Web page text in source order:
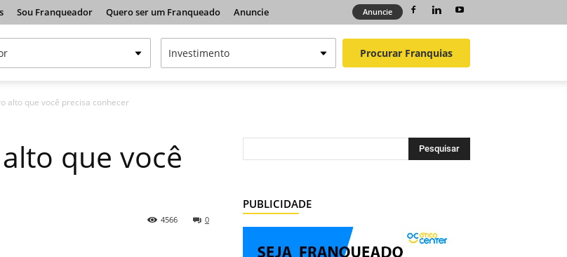
Sou Franqueador Quero ser um Franqueado Anuncie Anuncie
Procurar Franquias
alto que você precisa conhecer
que você
0
4566
PUBLICIDADE